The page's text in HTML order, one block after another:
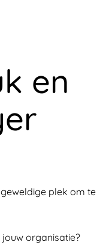
en
plek om te
organisatie?